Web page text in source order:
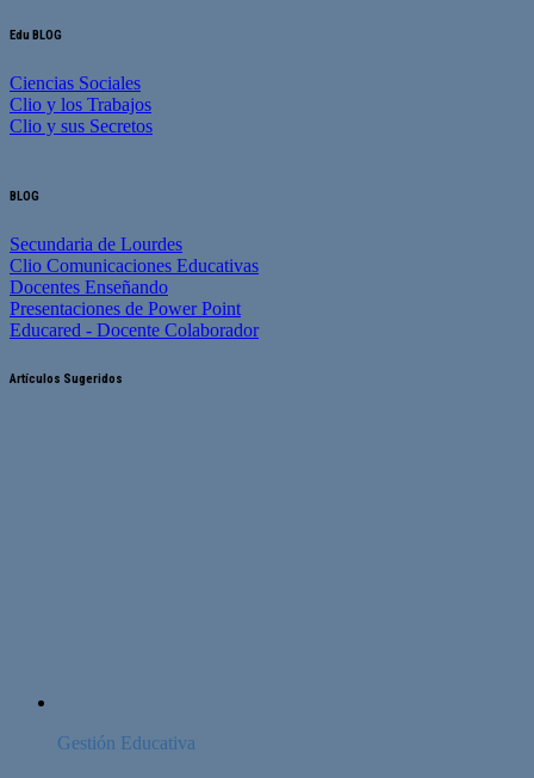
Edu BLOG
Ciencias Sociales
Clio y los Trabajos
Clio y sus Secretos
BLOG
Secundaria de Lourdes
Clio Comunicaciones Educativas
Docentes Enseñando
Presentaciones de Power Point
Educared - Docente Colaborador
Artículos Sugeridos
Gestión Educativa